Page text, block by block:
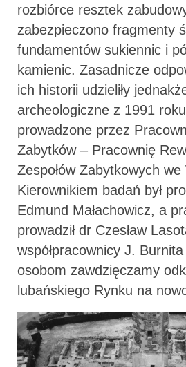
rozbiórce resztek
zabezpieczono fragmenty
fundamentów sukiennic i
kamienic. Zasadnicze
ich historii udzieliły
archeologiczne z 1991
prowadzone przez
Zabytków – Pracownię
Zespołów Zabytkowych we
Kierownikiem badań był
Edmund Małachowicz, a
prowadził dr Czesław
współpracownicy J.
osobom zawdzięczamy
lubańskiego Rynku na